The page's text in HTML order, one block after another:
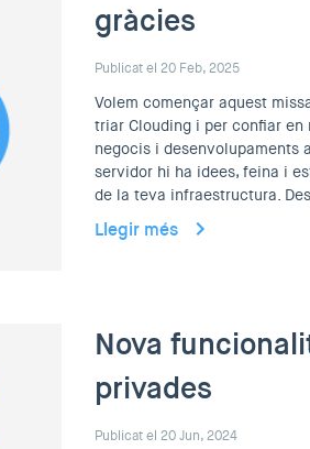
gràcies
Publicat el 20 Feb, 2025
Volem començar aquest
triar Clouding i per confiar
negocis i desenvolupaments
servidor hi ha idees, feina i
de la teva infraestructura.
Llegir més
Nova
privades
Publicat el 20 Jun, 2024